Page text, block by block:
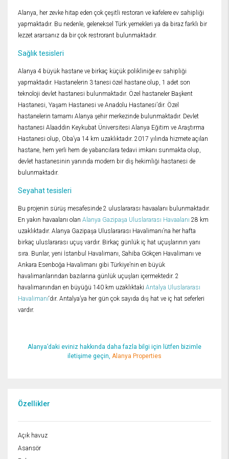
Alanya, her zevke hitap eden çok çeşitli restoran ve kafelere ev sahipliği
yapmaktadır. Bu nedenle, geleneksel Türk yemekleri ya da biraz farklı bir
lezzet ararsanız da bir çok restrorant bulunmaktadır.
Sağlık tesisleri
Alanya 4 büyük hastane ve birkaç küçük polikliniğe ev sahipliği
yapmaktadır. Hastanelerin 3 tanesi özel hastane olup, 1 adet son
teknoloji devlet hastanesi bulunmaktadır. Özel hastaneler Başkent
Hastanesi, Yaşam Hastanesi ve Anadolu Hastanesi’dir. Özel
hastanelerin tamamı Alanya şehir merkezinde bulunmaktadır. Devlet
hastanesi Alaaddin Keykubat Üniversitesi Alanya Eğitim ve Araştırma
Hastanesi olup, Oba’ya 14 km uzaklıktadır. 2017 yılında hizmete açılan
hastane, hem yerli hem de yabancılara tedavi imkanı sunmakta olup,
devlet hastanesinin yanında modern bir diş hekimliği hastanesi de
bulunmaktadır.
Seyahat tesisleri
Bu projenin sürüş mesafesinde 2 uluslararası havaalanı bulunmaktadır.
En yakın havaalanı olan Alanya Gazipaşa Uluslararası Havaalanı 28 km
uzaklıktadır. Alanya Gazipaşa Uluslararası Havalimanı’na her hafta
birkaç uluslararası uçuş vardır. Birkaç günlük iç hat uçuşlarının yanı
sıra. Bunlar, yeni İstanbul Havalimanı, Sahiba Gökçen Havalimanı ve
Ankara Esenboğa Havalimanı gibi Türkiye’nin en büyük
havalimanlarından bazılarına günlük uçuşları içermektedir. 2
havalimanından en büyüğü 140 km uzaklıktaki Antalya Uluslararası
Havalimanı‘dır. Antalya’ya her gün çok sayıda dış hat ve iç hat seferleri
vardır.
Alanya’daki eviniz hakkında daha fazla bilgi için lütfen bizimle
iletişime geçin, Alanya Properties
Özellikler
Açık havuz
Asansör